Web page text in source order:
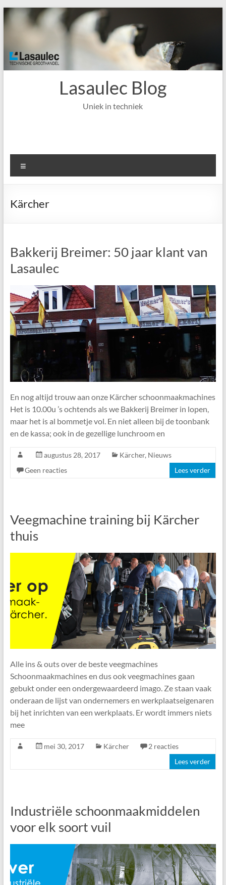
Ga
naar
Lasaulec Blog
Uniek in techniek
Kärcher
Bakkerij Breimer: 50 jaar klant van
Lasaulec
En nog altijd trouw aan onze Kärcher schoonmaakmachines
Het is 10.00u ’s ochtends als we Bakkerij Breimer in lopen,
maar het is al bommetje vol. En niet alleen bij de toonbank
en de kassa; ook in de gezellige lunchroom en
augustus 28, 2017 Kärcher, Nieuws
Geen reacties
Lees verder
Veegmachine training bij Kärcher
thuis
Alle ins & outs over de beste veegmachines
Schoonmaakmachines en dus ook veegmachines gaan
gebukt onder een ondergewaardeerd imago. Ze staan vaak
onderaan de lijst van ondernemers en werkplaatseigenaren
bij het inrichten van een werkplaats. Er wordt immers niets
mee
mei 30, 2017 Kärcher
2 reacties
Lees verder
Industriële schoonmaakmiddelen
voor elk soort vuil